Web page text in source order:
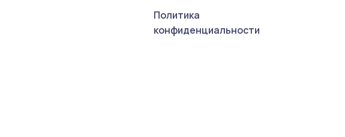
Политика
конфиденциальности